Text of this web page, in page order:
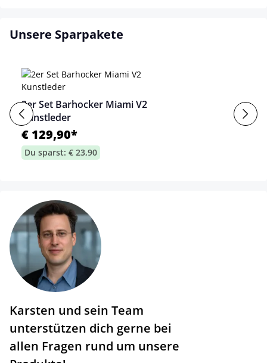
Unsere Sparpakete
2er Set Barhocker Miami V2
Kunstleder
€ 129,90*
Du sparst: € 23,90
Karsten und sein Team
unterstützen dich gerne bei
allen Fragen rund um unsere